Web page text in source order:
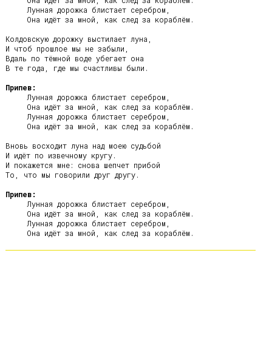
Колдовскую дорожку выстилает луна,
И чтоб прошлое мы не забыли,
Вдаль по тёмной воде убегает она
В те года, где мы счастливы были.
Припев:
Вновь восходит луна над моею судьбой
И идёт по извечному кругу.
И покажется мне: снова шепчет прибой
То, что мы говорили друг другу.
Припев: